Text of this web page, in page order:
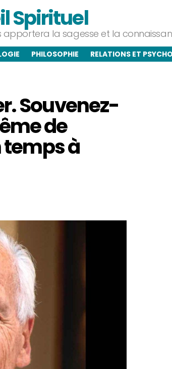
Spirituel
apportera la sagesse et la
PHILOSOPHIE RELATIONS ET
Souvenez-
de
temps à